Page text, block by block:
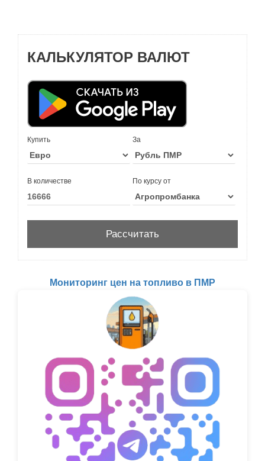
КАЛЬКУЛЯТОР ВАЛЮТ
Купить За
В количестве По курсу от
Мониторинг цен на топливо в ПМР